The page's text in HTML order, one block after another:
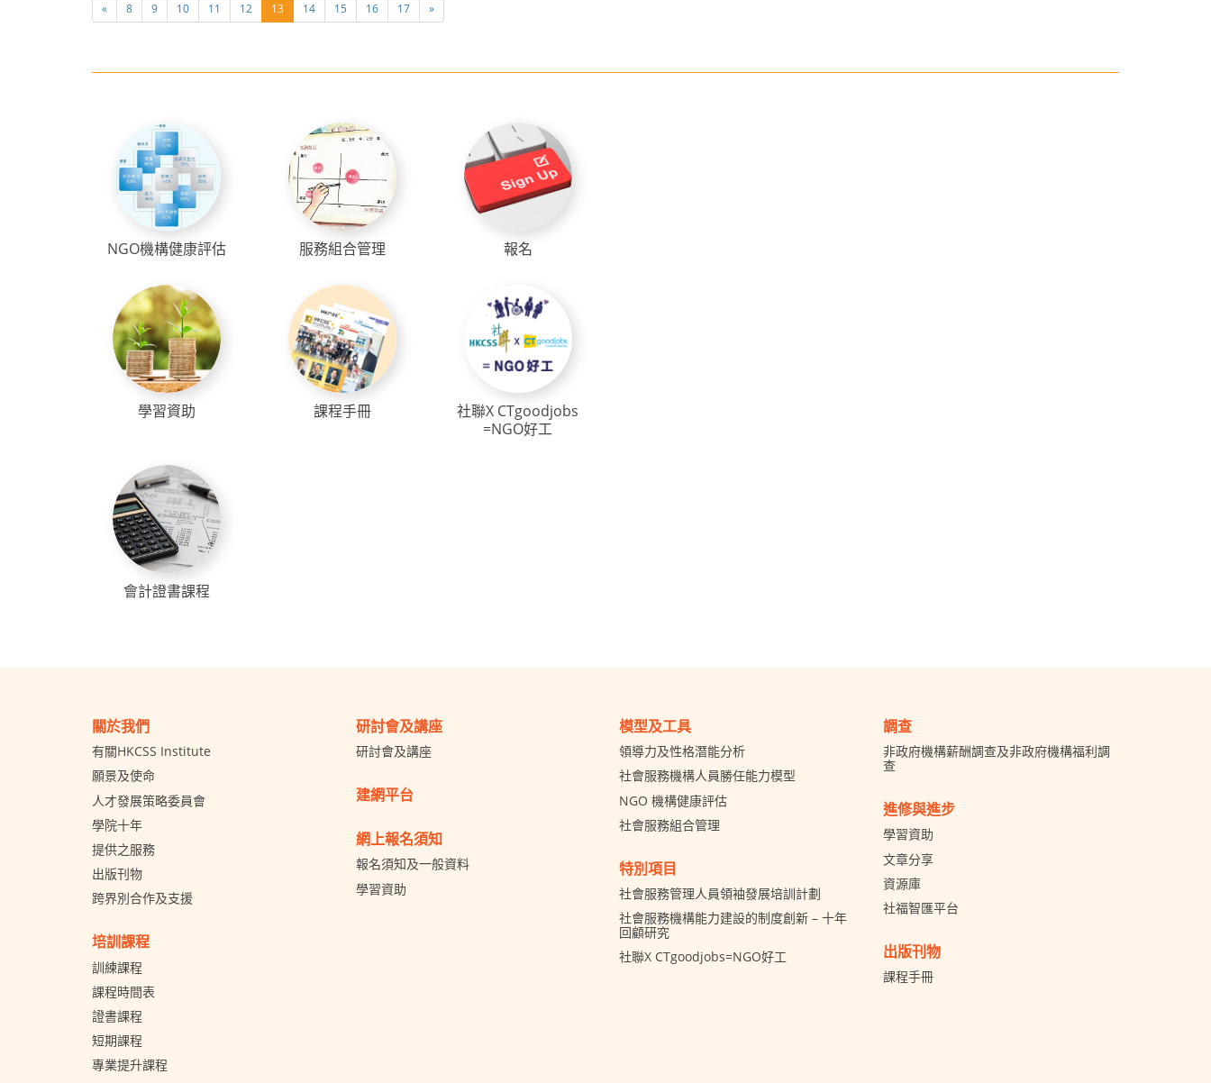
« 8 9 10 11 12 13 14 15 16 17 »
NGO機構健康評估 服務組合管理 報名
學習資助 課程手冊
社聯X CTgoodjobs
=NGO好工
會計證書課程
關於我們
有關HKCSS Institute
願景及使命
人才發展策略委員會
學院十年
提供之服務
出版刊物
跨界別合作及支援
培訓課程
訓練課程
課程時間表
證書課程
短期課程
專業提升課程
研討會及講座
研討會及講座
建網平台
網上報名須知
報名須知及一般資料
學習資助
模型及工具
領導力及性格潛能分析
社會服務機構人員勝任能力模型
NGO 機構健康評估
社會服務組合管理
特別項目
社會服務管理人員領袖發展培訓計劃
社會服務機構能力建設的制度創新 – 十年
回顧研究
社聯X CTgoodjobs=NGO好工
調查
非政府機構薪酬調查及非政府機構福利調
查
進修與進步
學習資助
文章分享
資源庫
社福智匯平台
出版刊物
課程手冊